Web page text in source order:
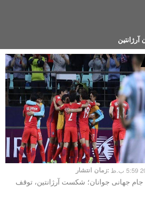
آرژانتین
زمان انتشار:
جام جهانی جوانان؛ شکست آرژانتین، توقف